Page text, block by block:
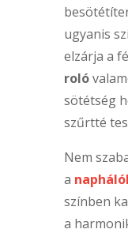
ugyanis
elzárja a
roló
sötétség
szűrtté
Nem
a
színben
a